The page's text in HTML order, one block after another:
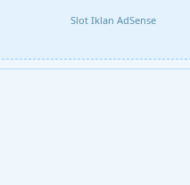
Slot Iklan AdSense